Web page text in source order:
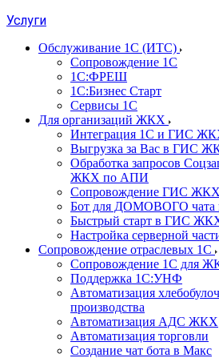
Услуги
Обслуживание 1С (ИТС)
Сопровождение 1С
1С:ФРЕШ
1С:Бизнес Старт
Сервисы 1С
Для организаций ЖКХ
Интеграция 1С и ГИС
Выгрузка за Вас в ГИС
Обработка запросов
ЖКХ по АПИ
Сопровождение ГИС ЖКХ
Бот для ДОМОВОГО чата
Быстрый старт в ГИС
Настройка серверной
Сопровождение отраслевых 1С
Сопровождение 1С для
Поддержка 1С:УНФ
Автоматизация
производства
Автоматизация АДС ЖКХ
Автоматизация торговли
Создание чат бота в Макс